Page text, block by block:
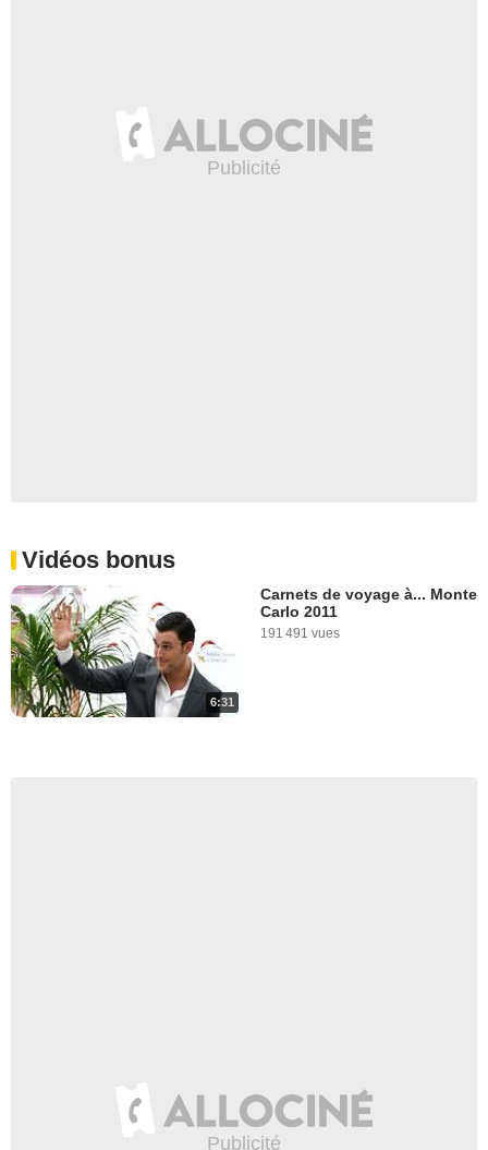
Vidéos bonus
6:31
Carnets de voyage à... Monte
Carlo 2011
191 491 vues